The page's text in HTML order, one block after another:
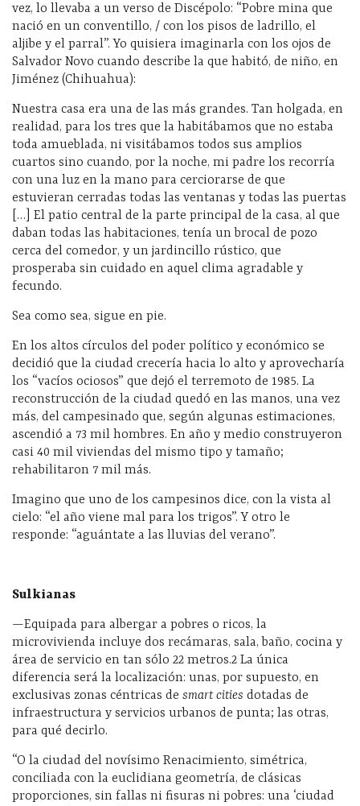
vez, lo llevaba a un verso de Discépolo: “Pobre mina que
nació en un conventillo, / con los pisos de ladrillo, el
aljibe y el parral”. Yo quisiera imaginarla con los ojos de
Salvador Novo cuando describe la que habitó, de niño, en
Jiménez (Chihuahua):
Nuestra casa era una de las más grandes. Tan holgada, en
realidad, para los tres que la habitábamos que no estaba
toda amueblada, ni visitábamos todos sus amplios
cuartos sino cuando, por la noche, mi padre los recorría
con una luz en la mano para cerciorarse de que
estuvieran cerradas todas las ventanas y todas las puertas
[…] El patio central de la parte principal de la casa, al que
daban todas las habitaciones, tenía un brocal de pozo
cerca del comedor, y un jardincillo rústico, que
prosperaba sin cuidado en aquel clima agradable y
fecundo.
Sea como sea, sigue en pie.
En los altos círculos del poder político y económico se
decidió que la ciudad crecería hacia lo alto y aprovecharía
los “vacíos ociosos” que dejó el terremoto de 1985. La
reconstrucción de la ciudad quedó en las manos, una vez
más, del campesinado que, según algunas estimaciones,
ascendió a 73 mil hombres. En año y medio construyeron
casi 40 mil viviendas del mismo tipo y tamaño;
rehabilitaron 7 mil más.
Imagino que uno de los campesinos dice, con la vista al
cielo: “el año viene mal para los trigos”. Y otro le
responde: “aguántate a las lluvias del verano”.
Sulkianas
—Equipada para albergar a pobres o ricos, la
microvivienda incluye dos recámaras, sala, baño, cocina y
área de servicio en tan sólo 22 metros.2 La única
diferencia será la localización: unas, por supuesto, en
exclusivas zonas céntricas de smart cities dotadas de
infraestructura y servicios urbanos de punta; las otras,
para qué decirlo.
“O la ciudad del novísimo Renacimiento, simétrica,
conciliada con la euclidiana geometría, de clásicas
proporciones, sin fallas ni fisuras ni pobres: una ‘ciudad